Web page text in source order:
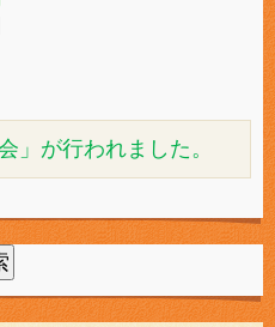
」が行われました。